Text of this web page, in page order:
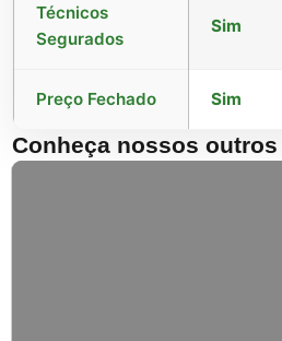
Técnicos
Segurados
Sim
Preço Fechado Sim
Conheça nossos